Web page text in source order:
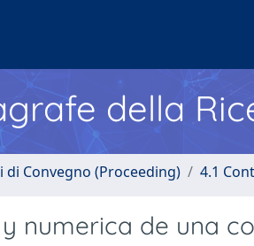
della
Convegno (Proceeding) 4.1
numerica de una